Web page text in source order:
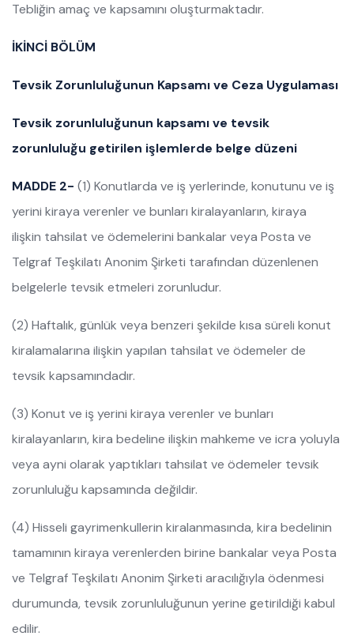
Tebliğin amaç ve kapsamını oluşturmaktadır.
İKİNCİ BÖLÜM
Tevsik Zorunluluğunun Kapsamı ve Ceza Uygulaması
Tevsik zorunluluğunun kapsamı ve tevsik
zorunluluğu getirilen işlemlerde belge düzeni
MADDE 2- (1) Konutlarda ve iş yerlerinde, konutunu ve iş
yerini kiraya verenler ve bunları kiralayanların, kiraya
ilişkin tahsilat ve ödemelerini bankalar veya Posta ve
Telgraf Teşkilatı Anonim Şirketi tarafından düzenlenen
belgelerle tevsik etmeleri zorunludur.
(2) Haftalık, günlük veya benzeri şekilde kısa süreli konut
kiralamalarına ilişkin yapılan tahsilat ve ödemeler de
tevsik kapsamındadır.
(3) Konut ve iş yerini kiraya verenler ve bunları
kiralayanların, kira bedeline ilişkin mahkeme ve icra yoluyla
veya ayni olarak yaptıkları tahsilat ve ödemeler tevsik
zorunluluğu kapsamında değildir.
(4) Hisseli gayrimenkullerin kiralanmasında, kira bedelinin
tamamının kiraya verenlerden birine bankalar veya Posta
ve Telgraf Teşkilatı Anonim Şirketi aracılığıyla ödenmesi
durumunda, tevsik zorunluluğunun yerine getirildiği kabul
edilir.